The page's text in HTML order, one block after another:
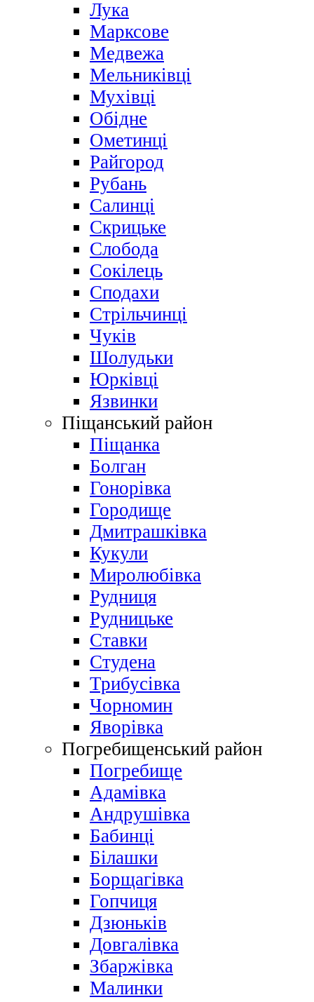
Лука
Марксове
Медвежа
Мельниківці
Мухівці
Обідне
Ометинці
Райгород
Рубань
Салинці
Скрицьке
Слобода
Сокілець
Сподахи
Стрільчинці
Чуків
Шолудьки
Юрківці
Язвинки
Піщанський район
Піщанка
Болган
Гонорівка
Городище
Дмитрашківка
Кукули
Миролюбівка
Рудниця
Рудницьке
Ставки
Студена
Трибусівка
Чорномин
Яворівка
Погребищенський район
Погребище
Адамівка
Андрушівка
Бабинці
Білашки
Борщагівка
Гопчиця
Дзюньків
Довгалівка
Збаржівка
Малинки